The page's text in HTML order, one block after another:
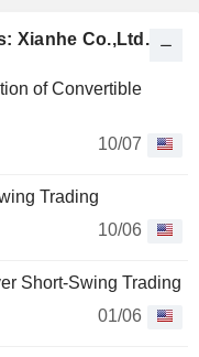
Xianhe Co.,Ltd.
of Convertible
10/07
Trading
10/06
Short-Swing Trading
01/06